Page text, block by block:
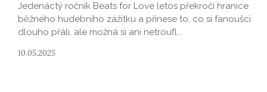
Jedenáctý ročník Beats for Love letos překročí hranice
běžného hudebního zážitku a přinese to, co si fanoušci
dlouho přáli, ale možná si ani netroufl...
10.05.2025